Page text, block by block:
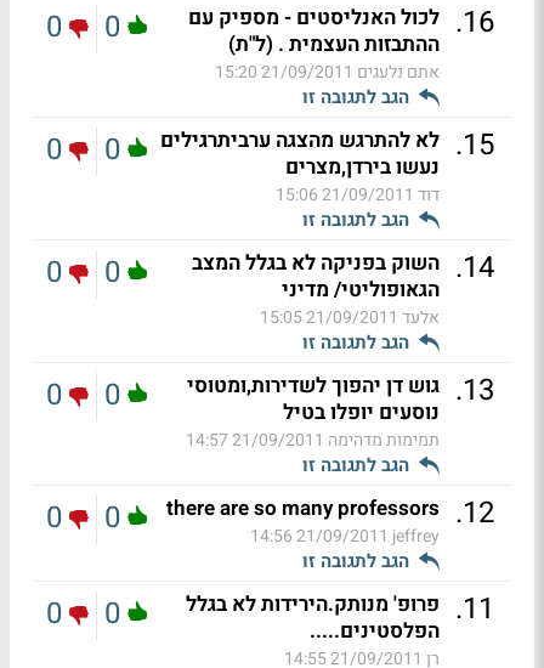
16
. לכול האנליסטים - מספיק עם
ההתבזות העצמית . (ל"ת)
אתם נלעגים 21/09/2011 15:20
הגב לתגובה זו
0
0
15
. לא להתרגש מהצגה ערביתרגילים
נעשו בירדן,מצרים
דוד 21/09/2011 15:06
הגב לתגובה זו
0
0
14
. השוק בפניקה לא בגלל המצב
הגאופוליטי/ מדיני
אלעד 21/09/2011 15:05
הגב לתגובה זו
0
0
13
. גוש דן יהפוך לשדירות,ומטוסי
נוסעים יופלו בטיל
תמימות מדהימה 21/09/2011 14:57
הגב לתגובה זו
0
0
12
.
there are so many professors
jeffrey
21/09/2011 14:56
הגב לתגובה זו
0
0
11
.
פרופ' מנותק.הירידות לא בגלל
הפלסטינים.....
רן 21/09/2011 14:55
0
0